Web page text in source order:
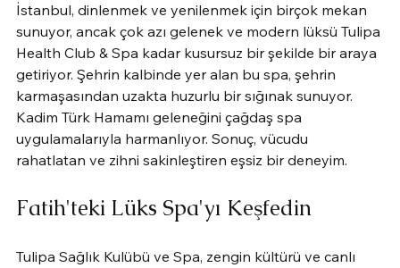
İstanbul, dinlenmek ve yenilenmek için birçok mekan
sunuyor, ancak çok azı gelenek ve modern lüksü Tulipa
Health Club & Spa kadar kusursuz bir şekilde bir araya
getiriyor. Şehrin kalbinde yer alan bu spa, şehrin
karmaşasından uzakta huzurlu bir sığınak sunuyor.
Kadim Türk Hamamı geleneğini çağdaş spa
uygulamalarıyla harmanlıyor. Sonuç, vücudu
rahatlatan ve zihni sakinleştiren eşsiz bir deneyim.
Fatih'teki Lüks Spa'yı Keşfedin
Tulipa Sağlık Kulübü ve Spa, zengin kültürü ve canlı